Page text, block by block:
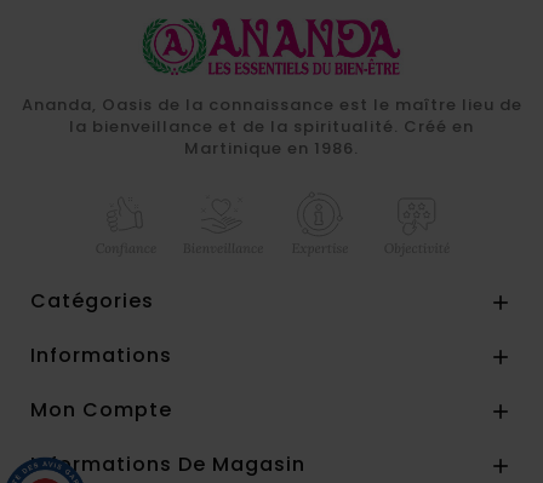
Ananda, Oasis de la connaissance est le maître lieu de
la bienveillance et de la spiritualité. Créé en
Martinique en 1986.
Catégories 
Informations 
Mon Compte 
Informations De Magasin 